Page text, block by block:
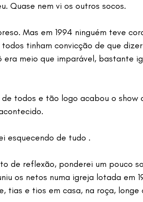
Quase nem vi os outros socos.
Mas em 1994 ninguém teve
tinham convicção de que
meio que imparável, bastante
todos e tão logo acabou o show
esquecendo de tudo .
de reflexão, ponderei um pouco
os netos numa igreja lotada em
tias e tios em casa, na roça, longe